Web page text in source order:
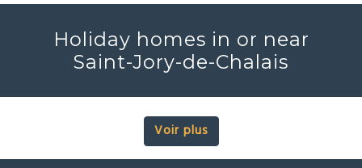
Holiday homes in or near
Saint-Jory-de-Chalais
Voir plus